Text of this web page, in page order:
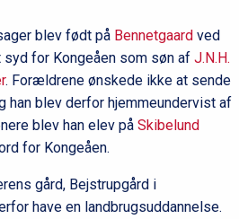
blev født på Bennetgaardved
for Kongeåen som søn af J.N.H.
. Forældrene ønskede ikke at sende
han blev derfor hjemmeundervist af
blev han elev på Skibelund
for Kongeåen.
gård, Bejstrupgård i
have en landbrugsuddannelse.